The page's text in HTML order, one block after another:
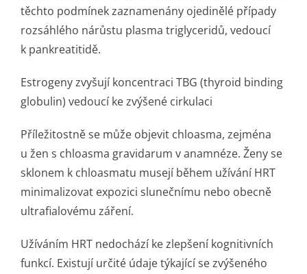
těchto podmínek zaznamenány ojedinělé případy
rozsáhlého nárůstu plasma triglyceridů, vedoucí
k pankreatitidě.
Estrogeny zvyšují koncentraci TBG (thyroid binding
globulin) vedoucí ke zvýšené cirkulaci
Příležitostně se může objevit chloasma, zejména
u žen s chloasma gravidarum v anamnéze. Ženy se
sklonem k chloasmatu musejí během užívání HRT
minimalizovat expozici slunečnímu nebo obecně
ultrafialovému záření.
Užíváním HRT nedochází ke zlepšení kognitivních
funkcí. Existují určité údaje týkající se zvýšeného